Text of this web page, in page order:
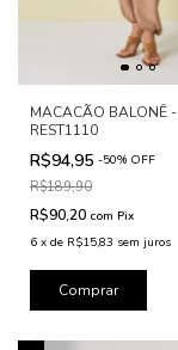
MACACÃO BALONÊ -
REST1110
R$94,95 -50% OFF
R$189,90
R$90,20 com Pix
6 x de R$15,83 sem juros
Comprar